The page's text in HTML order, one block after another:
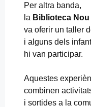
Per altra banda,
la Biblioteca
va oferir un taller
i alguns dels
hi van participar.
Aquestes
combinen
i sortides a la